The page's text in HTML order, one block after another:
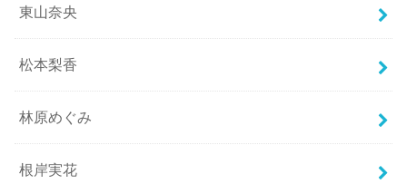
東山奈央
松本梨香
林原めぐみ
根岸実花